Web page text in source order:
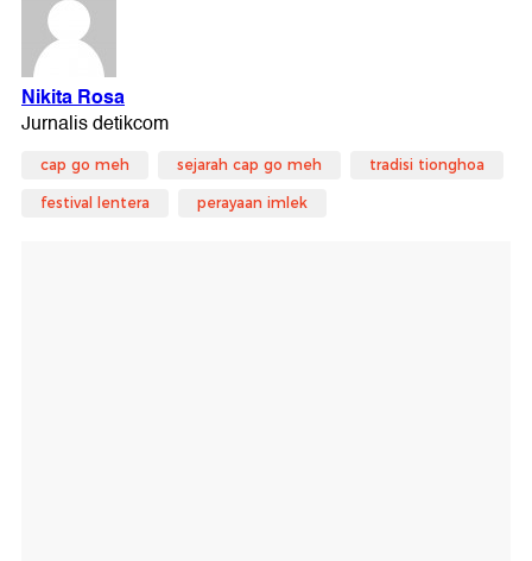
cap go meh sejarah cap go meh tradisi tionghoa
festival lentera perayaan imlek